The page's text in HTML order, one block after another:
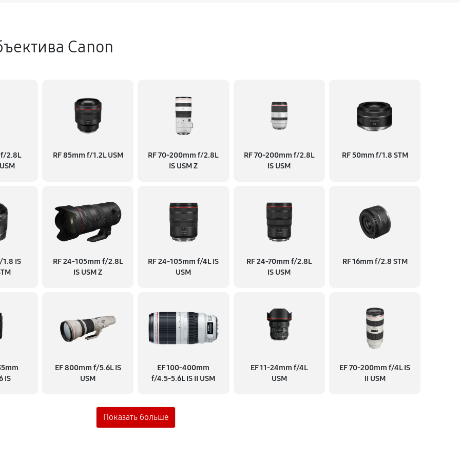
60 минут Заказать
630 руб 60 минут Заказать
Canon
f/2.8L
RF 85mm f/1.2L USM
RF 70‑200mm f/2.8L
IS USM Z
RF 70‑200mm f/2.8L
IS USM
RF 50mm f/1.8 STM
1.8 IS
RF 24‑105mm f/2.8L
IS USM Z
RF 24‑105mm f/4L IS
USM
RF 24‑70mm f/2.8L
IS USM
RF 16mm f/2.8 STM
IS
EF 800mm f/5.6L IS
USM
EF 100‑400mm
f/4.5‑5.6L IS II USM
EF 11‑24mm f/4L
USM
EF 70‑200mm f/4L IS
II USM